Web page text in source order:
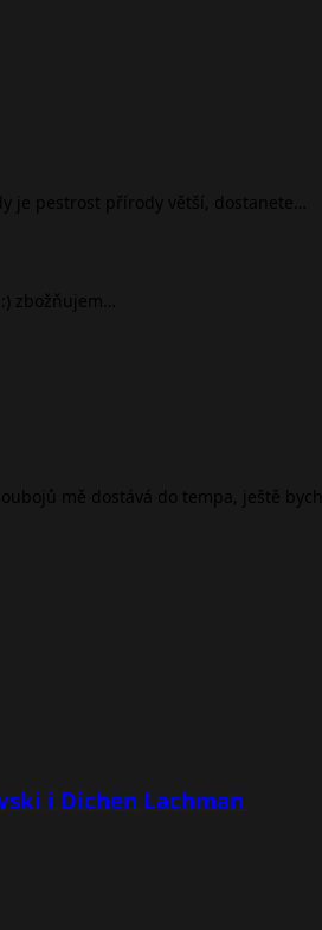
je pestrost přírody větší, dostanete…
zbožňujem…
mě dostává do tempa, ještě
i Dichen Lachman